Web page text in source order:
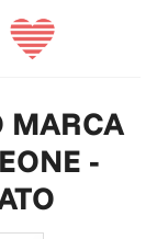
MARCA
-